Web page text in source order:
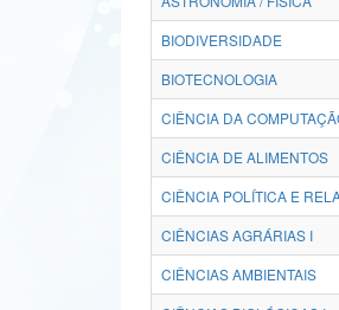
BIODIVERSIDADE
BIOTECNOLOGIA
CIÊNCIA DA
CIÊNCIA DE ALIMENTOS
CIÊNCIA POLÍTICA E
CIÊNCIAS AGRÁRIAS I
CIÊNCIAS AMBIENTAIS